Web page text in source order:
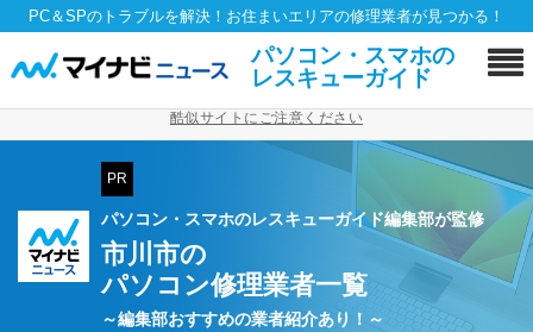
PC＆SPのトラブルを解決！お住まいエリアの修理業者が見つかる！
パソコン・スマホの
レスキューガイド
酷似サイトにご注意ください
PR
パソコン・スマホのレスキューガイド編集部が監修
市川市の
パソコン修理業者一覧
～編集部おすすめの業者紹介あり！～